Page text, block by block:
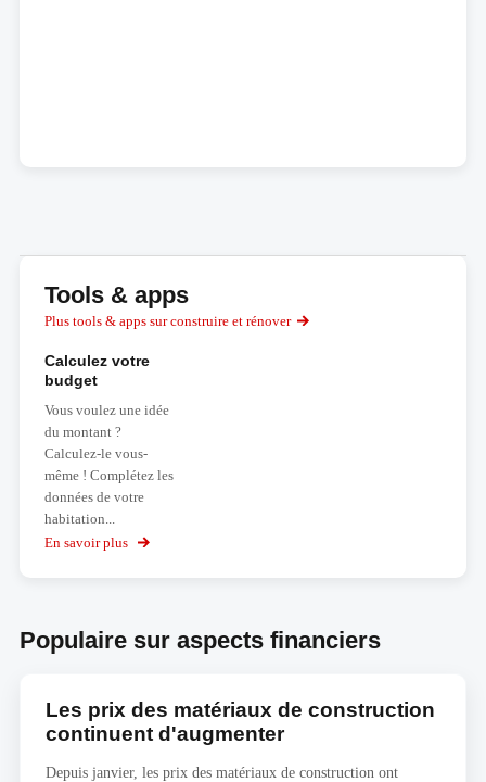
Tools & apps
Plus tools & apps sur construire et rénover
Calculez votre
budget
Vous voulez une idée
du montant ?
Calculez-le vous-
même ! Complétez les
données de votre
habitation...
En savoir plus
sur
Populaire sur aspects financiers
Les prix des matériaux de construction
continuent d'augmenter
Depuis janvier, les prix des matériaux de construction ont